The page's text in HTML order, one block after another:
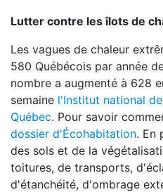
Lutter contre les îlots de
Les vagues de chaleur
580 Québécois par année
nombre a augmenté à 628
semaine l'Institut national
Québec. Pour savoir
dossier d'Écohabitation. En
des sols et de la
toitures, de transports,
d'étanchéité, d'ombrage